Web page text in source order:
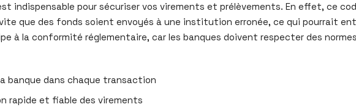
indispensable pour sécuriser vos virements et prélèvements. En effet, ce
que des fonds soient envoyés à une institution erronée, ce qui pourrait
à la conformité réglementaire, car les banques doivent respecter des
banque dans chaque transaction
rapide et fiable des virements